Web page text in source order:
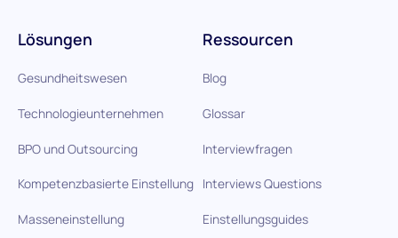
Lösungen
Gesundheitswesen
Technologieunternehmen
BPO und Outsourcing
Kompetenzbasierte Einstellung
Masseneinstellung
Ressourcen
Blog
Glossar
Interviewfragen
Interviews Questions
Einstellungsguides